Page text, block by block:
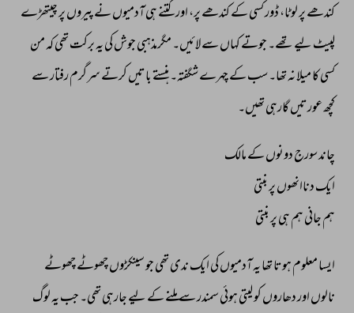
کندھے پر لوٹا، ڈور کسی کے کندھے پر، اور کتنے ہی آدمیوں نے پیروں پر چیتھڑے
لپیٹ لیے تھے۔ جوتے کہاں سے لائیں۔ مگرمذہبی جوش کی یہ برکت تھی کہ من
کسی کا میلا نہ تھا۔ سب کے چہرے شگفتہ۔ ہنستے باتیں کرتے سرگرم رفتار سے
کچھ عورتیں گارہی تھیں۔
چاند سورج دونوں کے مالک
ایک دناانھوں پر بنتی
ہم جانی ہم ہی پر بنتی
ایسا معلوم ہوتا تھا یہ آدمیوں کی ایک ندی تھی جو سینکڑوں چھوٹے چھوٹے
نالوں اور دھاروں کو لیتی ہوئی سمندر سے ملنے کے لیے جارہی تھی۔ جب یہ لوگ